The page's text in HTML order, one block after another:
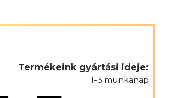
Termékeink gyártási ideje:
1-3 munkanap